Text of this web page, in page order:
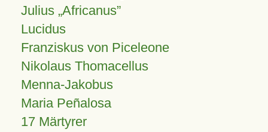
Julius Africanus
Lucidus
Franziskus von Piceleone
Nikolaus Thomacellus
Menna-Jakobus
Maria Peñalosa
17 Märtyrer